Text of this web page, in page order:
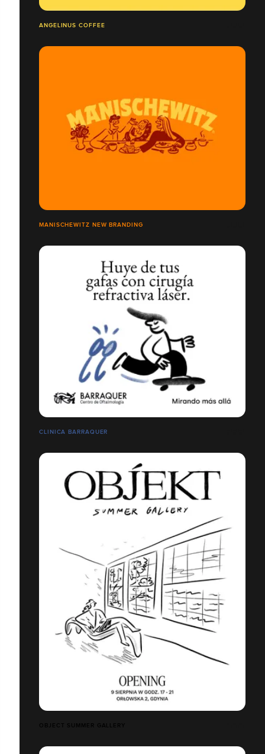
ANGELINUS COFFEE
MANISCHEWITZ NEW BRANDING
CLINICA BARRAQUER
OBJECT SUMMER GALLERY